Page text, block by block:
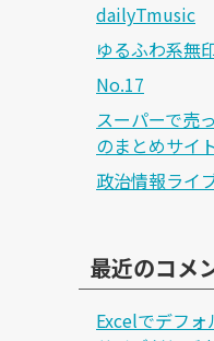
dailyTmusic
ゆるふわ系無
No.17
スーパーで売
のまとめサイ
政治情報ライ
最近のコメ
Excelでデフ